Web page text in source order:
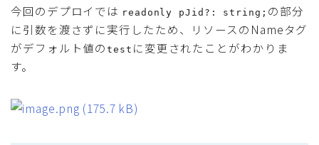
今回のデプロイでは readonly pJid?: string; の部分
に引数を渡さずに実行したため、リソースのNameタグ
がデフォルト値のtest に変更されたことがわかりま
す。